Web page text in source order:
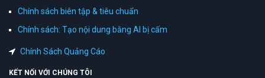
Chính sách biên tập & tiêu chuẩn
Chính sách: Tạo nội dung bằng AI bị cấm
Chính Sách Quảng Cáo
KẾT NỐI VỚI CHÚNG TÔI